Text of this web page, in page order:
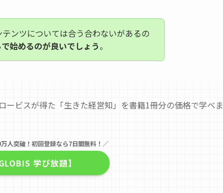
ンツについては合う合わないがあるの
始めるのが良いでしょう。
ービスが得た「生きた経営知」を書籍1冊分の価格で学べま
人突破！初回登録なら7日間無料！／
GLOBIS 学び放題】